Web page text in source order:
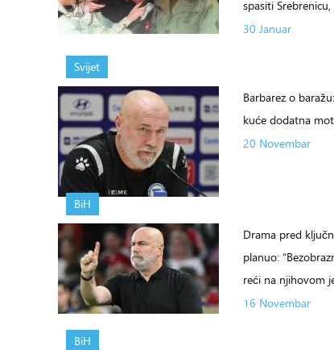
Svijet
spasiti
30 Januar
BiH
Barbarez o
kuće dodatna
20 Novembar
BiH
Drama pred
planuo:
reći na njihovom
16 Novembar